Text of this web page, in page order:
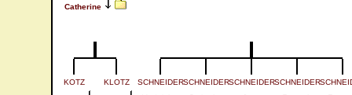
Catherine
KOTZ
KLOTZ
SCHNEIDERSCHNEIDERSCHNEIDERSCHNEIDER